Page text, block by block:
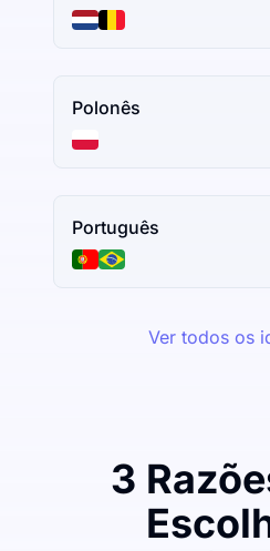
Polonês
Português
Ver todos os
3